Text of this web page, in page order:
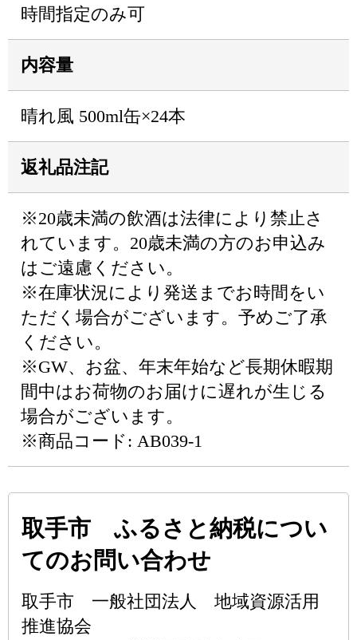
時間指定のみ可
内容量
晴れ風 500ml缶×24本
返礼品注記
※20歳未満の飲酒は法律により禁止さ
れています。20歳未満の方のお申込み
はご遠慮ください。
※在庫状況により発送までお時間をい
ただく場合がございます。予めご了承
ください。
※GW、お盆、年末年始など長期休暇期
間中はお荷物のお届けに遅れが生じる
場合がございます。
※商品コード: AB039-1
取手市 ふるさと納税につい
てのお問い合わせ
取手市 一般社団法人 地域資源活用
推進協会